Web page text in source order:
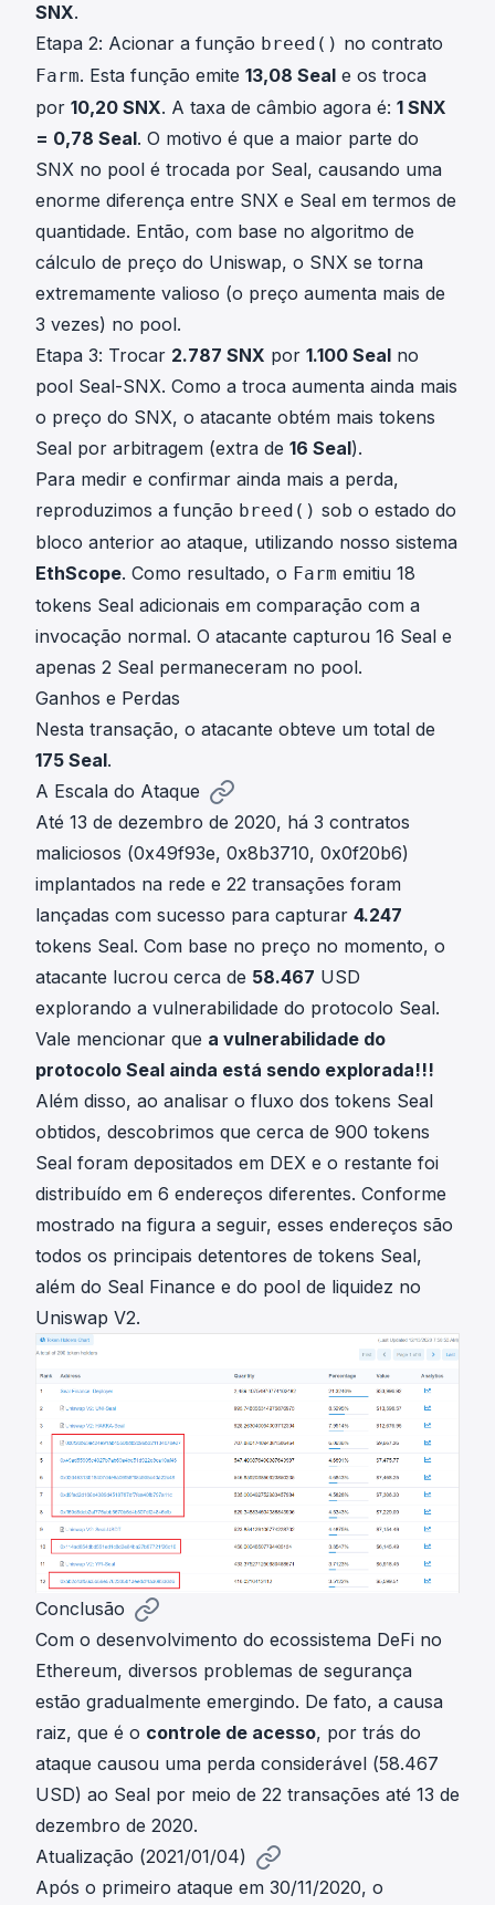
SNX.
Etapa 2: Acionar a função breed() no contrato
Farm. Esta função emite 13,08 Seal e os troca
por 10,20 SNX. A taxa de câmbio agora é: 1 SNX
= 0,78 Seal. O motivo é que a maior parte do
SNX no pool é trocada por Seal, causando uma
enorme diferença entre SNX e Seal em termos de
quantidade. Então, com base no algoritmo de
cálculo de preço do Uniswap, o SNX se torna
extremamente valioso (o preço aumenta mais de
3 vezes) no pool.
Etapa 3: Trocar 2.787 SNX por 1.100 Seal no
pool Seal-SNX. Como a troca aumenta ainda mais
o preço do SNX, o atacante obtém mais tokens
Seal por arbitragem (extra de 16 Seal).
Para medir e confirmar ainda mais a perda,
reproduzimos a função breed() sob o estado do
bloco anterior ao ataque, utilizando nosso sistema
EthScope. Como resultado, o Farm emitiu 18
tokens Seal adicionais em comparação com a
invocação normal. O atacante capturou 16 Seal e
apenas 2 Seal permaneceram no pool.
Ganhos e Perdas
Nesta transação, o atacante obteve um total de
175 Seal.
A Escala do Ataque
Até 13 de dezembro de 2020, há 3 contratos
maliciosos (0x49f93e, 0x8b3710, 0x0f20b6)
implantados na rede e 22 transações foram
lançadas com sucesso para capturar 4.247
tokens Seal. Com base no preço no momento, o
atacante lucrou cerca de 58.467 USD
explorando a vulnerabilidade do protocolo Seal.
Vale mencionar que a vulnerabilidade do
protocolo Seal ainda está sendo explorada!!!
Além disso, ao analisar o fluxo dos tokens Seal
obtidos, descobrimos que cerca de 900 tokens
Seal foram depositados em DEX e o restante foi
distribuído em 6 endereços diferentes. Conforme
mostrado na figura a seguir, esses endereços são
todos os principais detentores de tokens Seal,
além do Seal Finance e do pool de liquidez no
Uniswap V2.
Conclusão
Com o desenvolvimento do ecossistema DeFi no
Ethereum, diversos problemas de segurança
estão gradualmente emergindo. De fato, a causa
raiz, que é o controle de acesso, por trás do
ataque causou uma perda considerável (58.467
USD) ao Seal por meio de 22 transações até 13 de
dezembro de 2020.
Atualização (2021/01/04)
Após o primeiro ataque em 30/11/2020, o